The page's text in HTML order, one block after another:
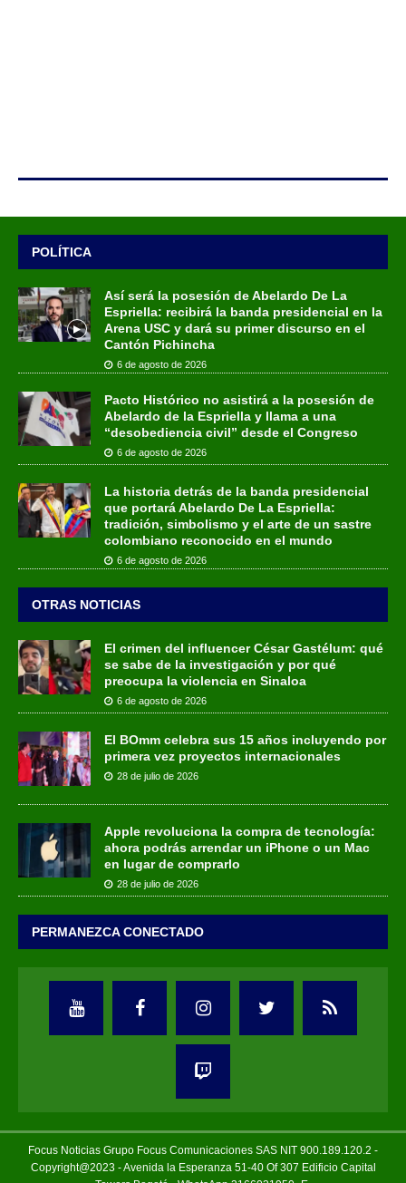
POLÍTICA
Así será la posesión de Abelardo De La
Espriella: recibirá la banda presidencial en la
Arena USC y dará su primer discurso en el
Cantón Pichincha
6 de agosto de 2026
Pacto Histórico no asistirá a la posesión de
Abelardo de la Espriella y llama a una
“desobediencia civil” desde el Congreso
6 de agosto de 2026
La historia detrás de la banda presidencial
que portará Abelardo De La Espriella:
tradición, simbolismo y el arte de un sastre
colombiano reconocido en el mundo
6 de agosto de 2026
OTRAS NOTICIAS
El crimen del influencer César Gastélum: qué
se sabe de la investigación y por qué
preocupa la violencia en Sinaloa
6 de agosto de 2026
El BOmm celebra sus 15 años incluyendo por
primera vez proyectos internacionales
28 de julio de 2026
Apple revoluciona la compra de tecnología:
ahora podrás arrendar un iPhone o un Mac
en lugar de comprarlo
28 de julio de 2026
PERMANEZCA CONECTADO
Focus Noticias Grupo Focus Comunicaciones SAS NIT 900.189.120.2 -
Copyright@2023 - Avenida la Esperanza 51-40 Of 307 Edificio Capital